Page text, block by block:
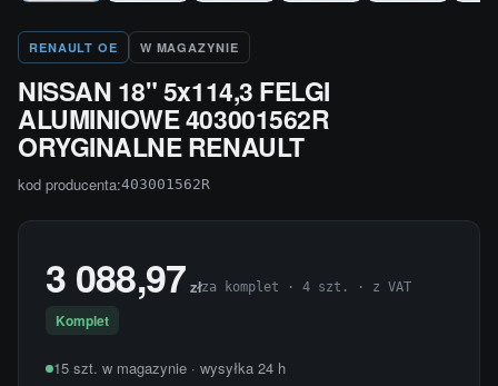
RENAULT OE W MAGAZYNIE
NISSAN 18" 5x114,3 FELGI
ALUMINIOWE 403001562R
ORYGINALNE RENAULT
kod producenta:403001562R
3 088,97 złza komplet · 4 szt. · z VAT
Komplet
15 szt. w magazynie · wysyłka 24 h